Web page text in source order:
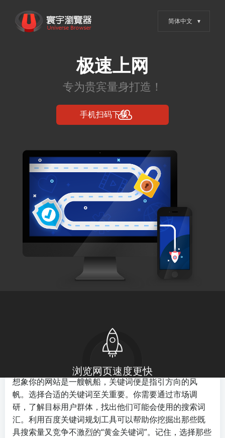
寰宇浏览器 - 全网权威安全认
证，值得信赖的浏览器
论百度优化的关
键性，它能给你
带来什么
站主和内容创作者，理解并掌握百度排名优化技巧则成
为了提高网站可见度、吸引流量的关键所在。接下来，
让我们一起深入了解这些技巧，看看如何让你的网站在
搜索结果中脱颖而出。
想象你的网站是一艘帆船，关键词便是指引方向的风
帆。选择合适的关键词至关重要。你需要通过市场调
研，了解目标用户群体，找出他们可能会使用的搜索词
汇。利用百度关键词规划工具可以帮助你挖掘出那些既
具搜索量又竞争不激烈的“黄金关键词”。记住，选择那些